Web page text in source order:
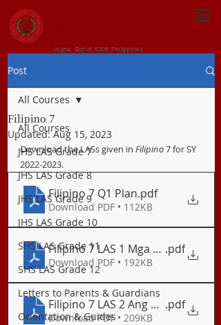
Jagna, Bohol 6308 Philippines
Post
All Courses
JHS LAS Grade 7
JHS LAS Grade 8
JHS LAS Grade 9
JHS LAS Grade 10
SHS LAS Grade 11
SHS LAS Grade 12
Letters to Parents & Guardians
Orientation & Guides
All Courses
Filipino 7
Updated:Aug 15, 2023
Download the LASs given in Filipino 7 for SY
2022-2023.
Filipino 7 Q1 Plan.pdf
Download PDF • 112KB
Filipino 7 LAS 1 Mga Kuwentong
.pdf
Download PDF • 192KB
Filipino 7 LAS 2 Ang Alamat ng
.pdf
Download PDF • 209KB